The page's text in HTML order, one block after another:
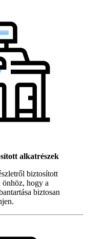
alkatrészek
biztosított
önhöz, hogy a
biztosan